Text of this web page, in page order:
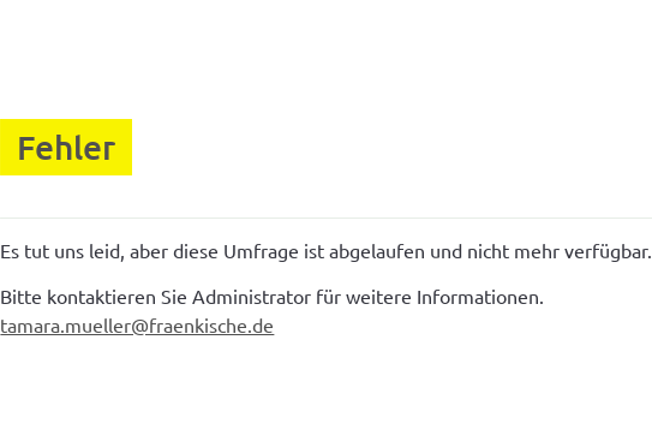
Fehler
Es tut uns leid, aber diese Umfrage ist abgelaufen und nicht mehr verfügbar.
Bitte kontaktieren Sie Administrator für weitere Informationen.
tamara.mueller@fraenkische.de